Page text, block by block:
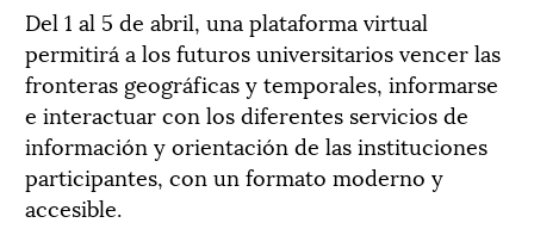
Del 1 al 5 de abril, una plataforma virtual
permitirá a los futuros universitarios vencer las
fronteras geográficas y temporales, informarse
e interactuar con los diferentes servicios de
información y orientación de las instituciones
participantes, con un formato moderno y
accesible.